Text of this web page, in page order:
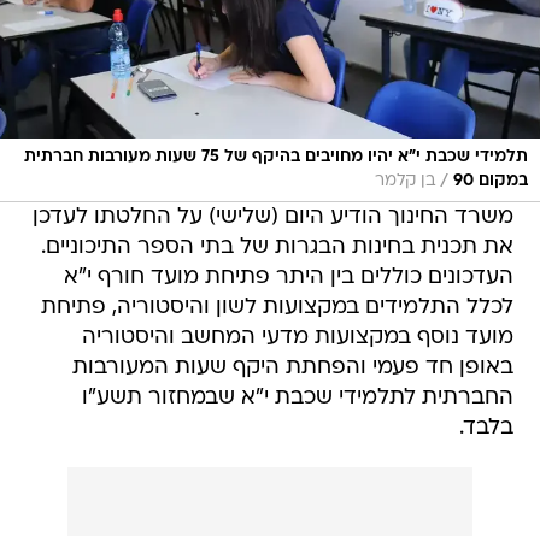
תלמידי שכבת י"א יהיו מחויבים בהיקף של 75 שעות מעורבות חברתית
במקום 90
/ בן קלמר
משרד החינוך הודיע היום (שלישי) על החלטתו לעדכן
את תכנית בחינות הבגרות של בתי הספר התיכוניים.
העדכונים כוללים בין היתר פתיחת מועד חורף י"א
לכלל התלמידים במקצועות לשון והיסטוריה, פתיחת
מועד נוסף במקצועות מדעי המחשב והיסטוריה
באופן חד פעמי והפחתת היקף שעות המעורבות
החברתית לתלמידי שכבת י"א שבמחזור תשע"ו
בלבד.